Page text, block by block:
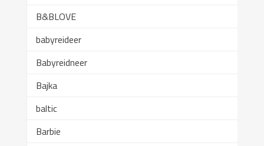
B&BLOVE
babyreideer
Babyreidneer
Bajka
baltic
Barbie